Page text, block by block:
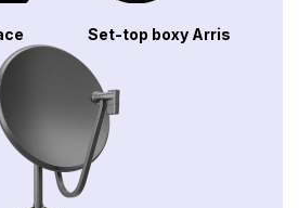
Set-top boxy Arris